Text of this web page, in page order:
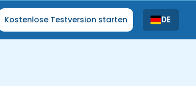
Kostenlose Testversion starten DE